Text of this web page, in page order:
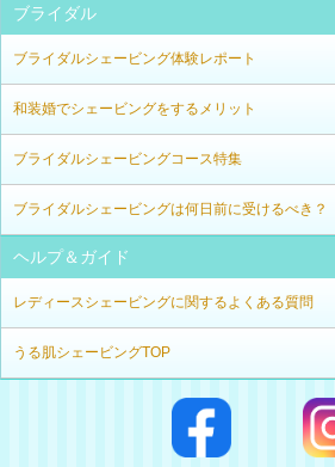
ブライダル
ブライダルシェービング体験レポート
和装婚でシェービングをするメリット
ブライダルシェービングコース特集
ブライダルシェービングは何日前に受けるべき？
ヘルプ＆ガイド
レディースシェービングに関するよくある質問
うる肌シェービングTOP